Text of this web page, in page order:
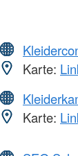
Karte:
Karte: